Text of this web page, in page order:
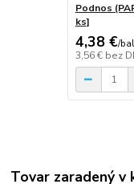
Podnos
ks]
4,38 €/bal
3,56 € bez
Tovar zaradený v